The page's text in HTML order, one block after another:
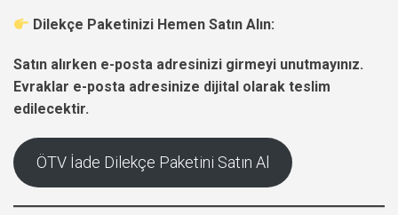
Dilekçe Paketinizi Hemen Satın Alın:
Satın alırken e-posta adresinizi girmeyi unutmayınız.
Evraklar e-posta adresinize dijital olarak teslim
edilecektir.
ÖTV İade Dilekçe Paketini Satın Al